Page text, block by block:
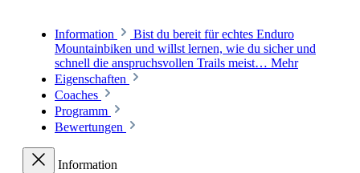
Information
Bist du bereit für echtes Enduro
Mountainbiken und willst lernen, wie du sicher und
schnell die anspruchsvollen Trails meist… Mehr
Eigenschaften
Coaches
Programm
Bewertungen
Information